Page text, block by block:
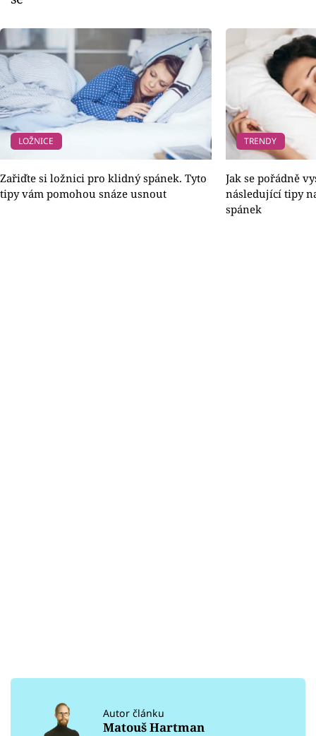
LOŽNICE
Zařiďte si ložnici pro klidný spánek. Tyto
tipy vám pomohou snáze usnout
TRENDY
Jak se pořádně
následující tipy
spánek
Autor článku
Matouš Hartman